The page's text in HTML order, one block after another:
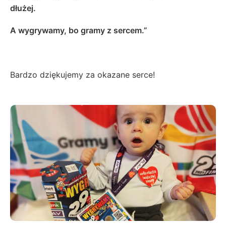
dłużej.
A wygrywamy, bo gramy z sercem.”
Bardzo dziękujemy za okazane serce!